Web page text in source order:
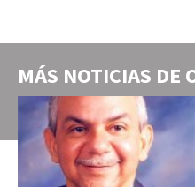
MÁS NOTICIAS DE